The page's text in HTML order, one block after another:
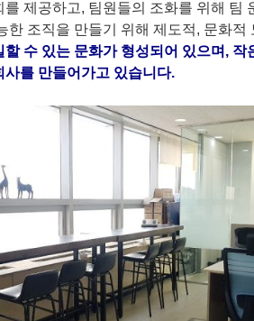
제공하고, 팀원들의 조화를 위해 팀
한 조직을 만들기 위해 제도적, 문화적
수 있는 문화가 형성되어 있으며, 작
사를 만들어가고 있습니다.